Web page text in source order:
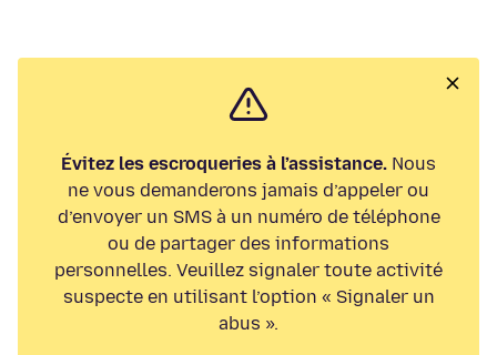
Évitez les escroqueries à l’assistance. Nous
ne vous demanderons jamais d’appeler ou
d’envoyer un SMS à un numéro de téléphone
ou de partager des informations
personnelles. Veuillez signaler toute activité
suspecte en utilisant l’option « Signaler un
abus ».